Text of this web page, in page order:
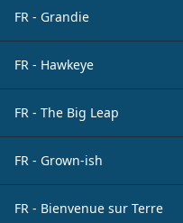
FR - Grandie
FR - Hawkeye
FR - The Big Leap
FR - Grown-ish
FR - Bienvenue sur Terre